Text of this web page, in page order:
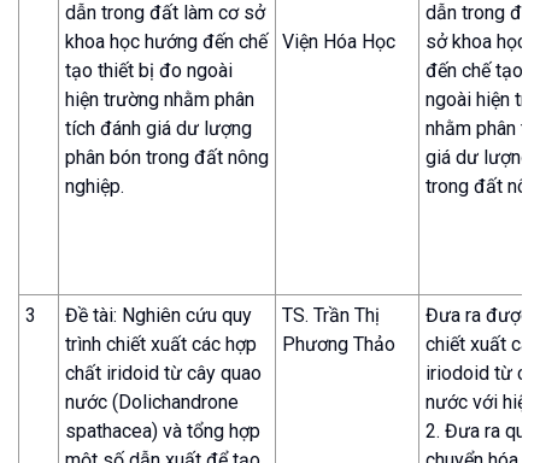
dẫn trong đất làm cơ sở
khoa học hướng đến chế
tạo thiết bị đo ngoài
hiện trường nhằm phân
tích đánh giá dư lượng
phân bón trong đất nông
nghiệp.
Viện Hóa Học
dẫn trong
sở khoa học
đến chế tạo
ngoài hiện
nhằm phân
giá dư lượng
trong đất
3
Đề tài: Nghiên cứu quy
trình chiết xuất các hợp
chất iridoid từ cây quao
nước (Dolichandrone
spathacea) và tổng hợp
TS. Trần Thị
Phương Thảo
Đưa ra được
chiết xuất
iriodoid từ
nước với
2. Đưa ra quy